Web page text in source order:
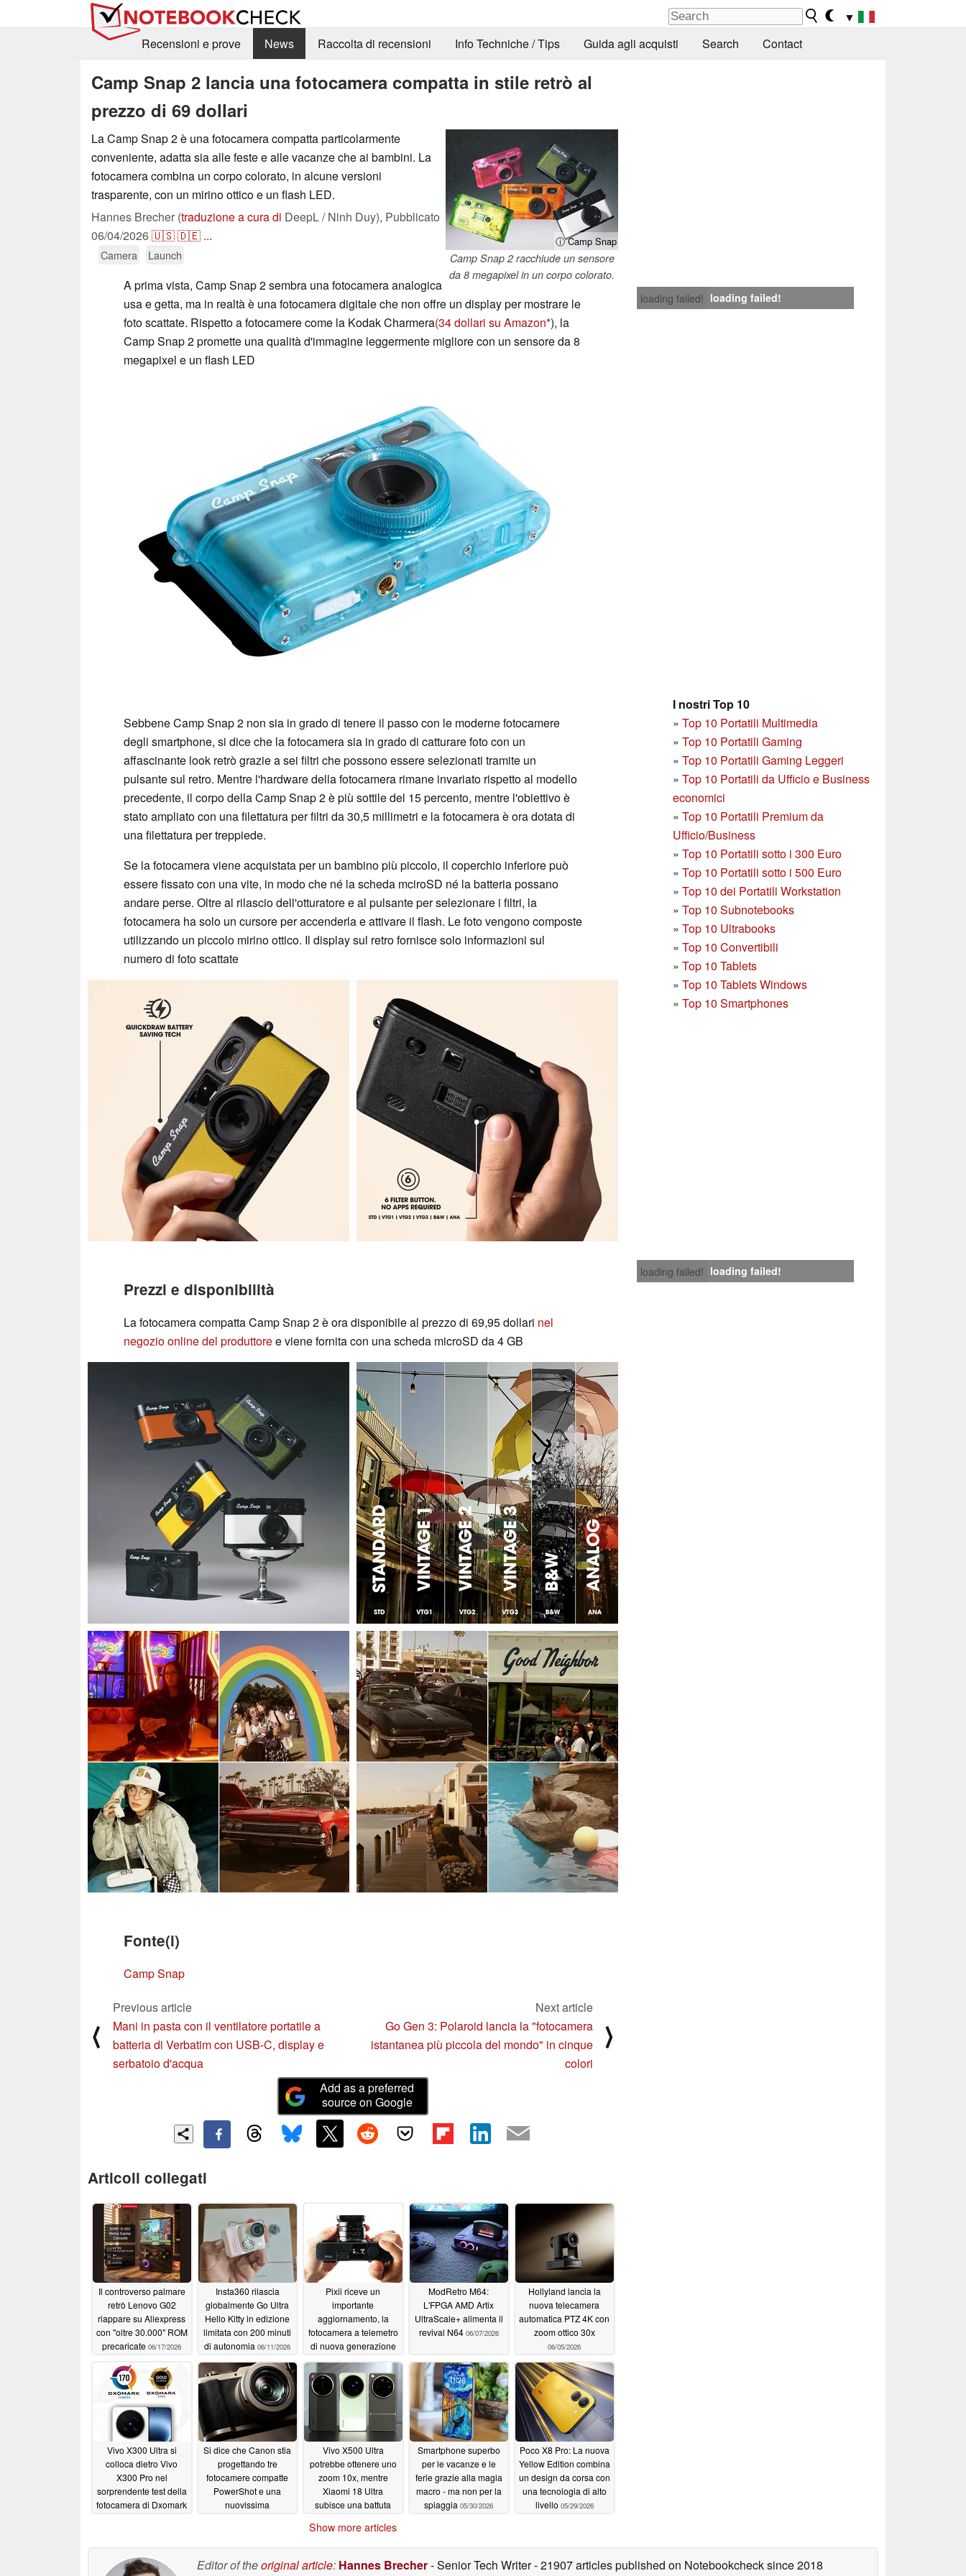
▼
Recensioni e prove
News Raccolta di recensioni Info Techniche / Tips Guida agli acquisti Search Contact
Camp Snap 2 lancia una fotocamera compatta in stile retrò al
prezzo di 69 dollari
ⓘ Camp Snap
Camp Snap 2 racchiude un sensore
da 8 megapixel in un corpo colorato.
La Camp Snap 2 è una fotocamera compatta particolarmente
conveniente, adatta sia alle feste e alle vacanze che ai bambini. La
fotocamera combina un corpo colorato, in alcune versioni
trasparente, con un mirino ottico e un flash LED.
Hannes Brecher (traduzione a cura di DeepL / Ninh Duy), Pubblicato
06/04/2026🇺🇸🇩🇪 ...
Camera Launch
loading failed! loading failed!
A prima vista, Camp Snap 2 sembra una fotocamera analogica
usa e getta, ma in realtà è una fotocamera digitale che non offre un display per mostrare le
foto scattate. Rispetto a fotocamere come la Kodak Charmera(34 dollari su Amazon ), la
Camp Snap 2 promette una qualità d'immagine leggermente migliore con un sensore da 8
megapixel e un flash LED
I nostri Top 10
» Top 10 Portatili Multimedia
» Top 10 Portatili Gaming
» Top 10 Portatili Gaming Leggeri
» Top 10 Portatili da Ufficio e Business
economici
» Top 10 Portatili Premium da
Ufficio/Business
» Top 10 Portatili sotto i 300 Euro
» Top 10 Portatili sotto i 500 Euro
» Top 10 dei Portatili Workstation
» Top 10 Subnotebooks
» Top 10 Ultrabooks
» Top 10 Convertibili
» Top 10 Tablets
» Top 10 Tablets Windows
» Top 10 Smartphones
Sebbene Camp Snap 2 non sia in grado di tenere il passo con le moderne fotocamere
degli smartphone, si dice che la fotocamera sia in grado di catturare foto con un
affascinante look retrò grazie a sei filtri che possono essere selezionati tramite un
pulsante sul retro. Mentre l'hardware della fotocamera rimane invariato rispetto al modello
precedente, il corpo della Camp Snap 2 è più sottile del 15 percento, mentre l'obiettivo è
stato ampliato con una filettatura per filtri da 30,5 millimetri e la fotocamera è ora dotata di
una filettatura per treppiede.
Se la fotocamera viene acquistata per un bambino più piccolo, il coperchio inferiore può
essere fissato con una vite, in modo che né la scheda mciroSD né la batteria possano
andare perse. Oltre al rilascio dell'otturatore e al pulsante per selezionare i filtri, la
fotocamera ha solo un cursore per accenderla e attivare il flash. Le foto vengono composte
utilizzando un piccolo mirino ottico. Il display sul retro fornisce solo informazioni sul
numero di foto scattate
loading failed! loading failed!
Prezzi e disponibilità
La fotocamera compatta Camp Snap 2 è ora disponibile al prezzo di 69,95 dollari nel
negozio online del produttoree viene fornita con una scheda microSD da 4 GB
Fonte(i)
Camp Snap
⟨
Previous article
Mani in pasta con il ventilatore portatile a
batteria di Verbatim con USB-C, display e
serbatoio d'acqua
Next article
Go Gen 3: Polaroid lancia la "fotocamera
istantanea più piccola del mondo" in cinque
colori
⟩
Add as a preferred
source on Google
Articoli collegati
Il controverso palmare
retrò Lenovo G02
riappare su Aliexpress
con "oltre 30.000" ROM
precaricate 06/17/2026
Insta360 rilascia
globalmente Go Ultra
Hello Kitty in edizione
limitata con 200 minuti
di autonomia 06/11/2026
Pixii riceve un
importante
aggiornamento, la
fotocamera a telemetro
di nuova generazione
06/08/2026
ModRetro M64:
L'FPGA AMD Artix
UltraScale+ alimenta il
revival N64 06/07/2026
Hollyland lancia la
nuova telecamera
automatica PTZ 4K con
zoom ottico 30x
06/05/2026
Vivo X300 Ultra si
colloca dietro Vivo
X300 Pro nel
sorprendente test della
fotocamera di Dxomark
Si dice che Canon stia
progettando tre
fotocamere compatte
PowerShot e una
nuovissima
Vivo X500 Ultra
potrebbe ottenere uno
zoom 10x, mentre
Xiaomi 18 Ultra
subisce una battuta
Smartphone superbo
per le vacanze e le
ferie grazie alla magia
macro - ma non per la
spiaggia 05/30/2026
Poco X8 Pro: La nuova
Yellow Edition combina
un design da corsa con
una tecnologia di alto
livello 05/29/2026
Show more articles
Editor of theoriginal article: Hannes Brecher- Senior Tech Writer- 21907 articles published on Notebookchecksince 2018